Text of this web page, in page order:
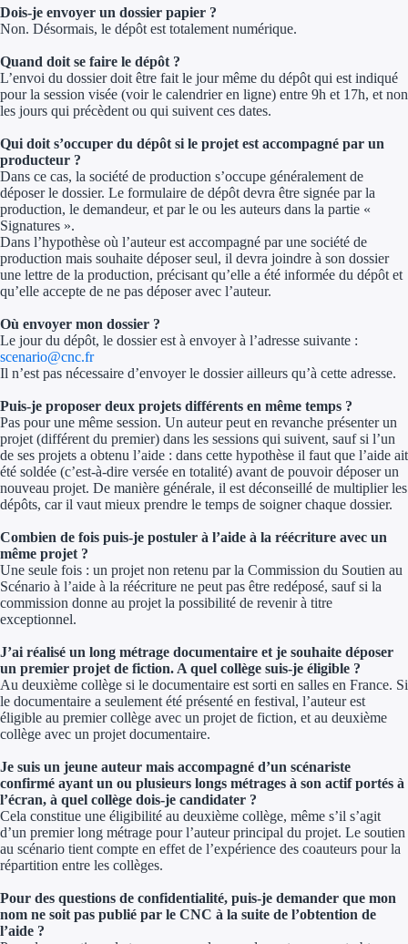
Dois-je envoyer un dossier papier ?
Non. Désormais, le dépôt est totalement numérique.
Quand doit se faire le dépôt ?
L’envoi du dossier doit être fait le jour même du dépôt qui est indiqué
pour la session visée (voir le calendrier en ligne) entre 9h et 17h, et non
les jours qui précèdent ou qui suivent ces dates.
Qui doit s’occuper du dépôt si le projet est accompagné par un
producteur ?
Dans ce cas, la société de production s’occupe généralement de
déposer le dossier. Le formulaire de dépôt devra être signée par la
production, le demandeur, et par le ou les auteurs dans la partie «
Signatures ».
Dans l’hypothèse où l’auteur est accompagné par une société de
production mais souhaite déposer seul, il devra joindre à son dossier
une lettre de la production, précisant qu’elle a été informée du dépôt et
qu’elle accepte de ne pas déposer avec l’auteur.
Où envoyer mon dossier ?
Le jour du dépôt, le dossier est à envoyer à l’adresse suivante :
scenario@cnc.fr
Il n’est pas nécessaire d’envoyer le dossier ailleurs qu’à cette adresse.
Puis-je proposer deux projets différents en même temps ?
Pas pour une même session. Un auteur peut en revanche présenter un
projet (différent du premier) dans les sessions qui suivent, sauf si l’un
de ses projets a obtenu l’aide : dans cette hypothèse il faut que l’aide ait
été soldée (c’est-à-dire versée en totalité) avant de pouvoir déposer un
nouveau projet. De manière générale, il est déconseillé de multiplier les
dépôts, car il vaut mieux prendre le temps de soigner chaque dossier.
Combien de fois puis-je postuler à l’aide à la réécriture avec un
même projet ?
Une seule fois : un projet non retenu par la Commission du Soutien au
Scénario à l’aide à la réécriture ne peut pas être redéposé, sauf si la
commission donne au projet la possibilité de revenir à titre
exceptionnel.
J’ai réalisé un long métrage documentaire et je souhaite déposer
un premier projet de fiction. A quel collège suis-je éligible ?
Au deuxième collège si le documentaire est sorti en salles en France. Si
le documentaire a seulement été présenté en festival, l’auteur est
éligible au premier collège avec un projet de fiction, et au deuxième
collège avec un projet documentaire.
Je suis un jeune auteur mais accompagné d’un scénariste
confirmé ayant un ou plusieurs longs métrages à son actif portés à
l’écran, à quel collège dois-je candidater ?
Cela constitue une éligibilité au deuxième collège, même s’il s’agit
d’un premier long métrage pour l’auteur principal du projet. Le soutien
au scénario tient compte en effet de l’expérience des coauteurs pour la
répartition entre les collèges.
Pour des questions de confidentialité, puis-je demander que mon
nom ne soit pas publié par le CNC à la suite de l’obtention de
l’aide ?